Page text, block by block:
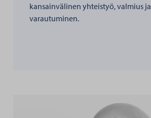
kansainvälinen yhteistyö, valmius ja
varautuminen.